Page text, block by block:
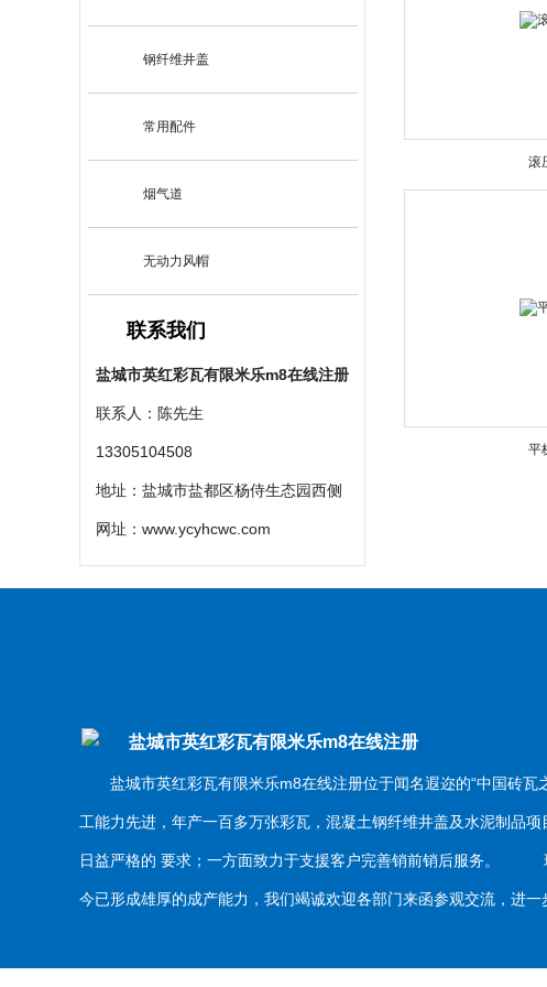
钢纤维井盖
常用配件
烟气道
无动力风帽
联系我们
盐城市英红彩瓦有限米乐m8在线注册
联系人：陈先生
13305104508
地址：盐城市盐都区杨侍生态园西侧
网址： www.ycyhcwc.com
滚
平
盐城市英红彩瓦有限米乐m8在线注册
盐城市英红彩瓦有限米乐m8在线注册位于闻名遐迩的“中国砖瓦
工能力先进，年产一百多万张彩瓦，混凝土钢纤维井盖及水泥制
日益严格的 要求；一方面致力于支援客户完善销前销后服务。
今已形成雄厚的成产能力，我们竭诚欢迎各部门来函参观交流，进